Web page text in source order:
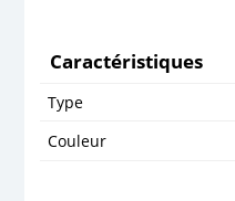
Caractéristiques
Type
Couleur